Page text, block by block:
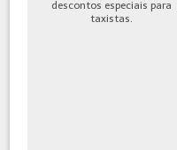
descontos especiais para
taxistas.